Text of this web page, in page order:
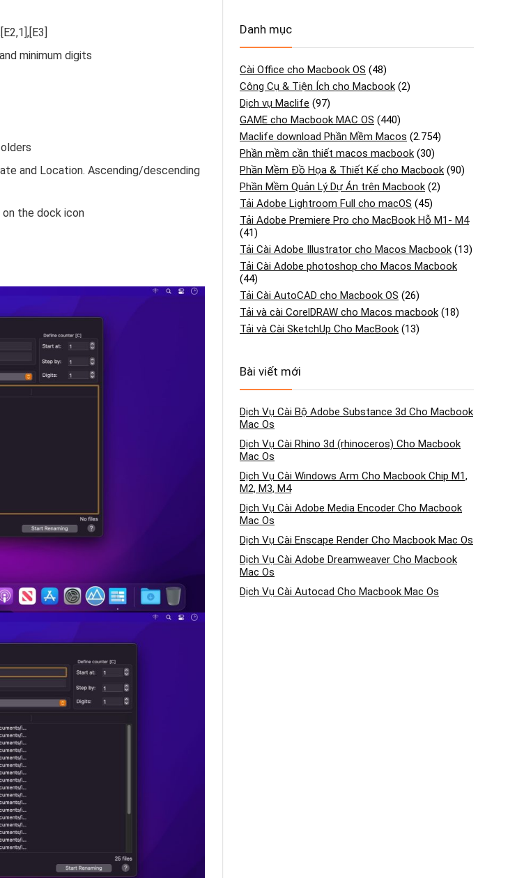
minimum digits
and Location. Ascending/descending
on the dock icon
Danh mục
Cài Office cho Macbook OS (48)
Công Cụ & Tiện Ích cho Macbook (2)
Dịch vụ Maclife (97)
GAME cho Macbook MAC OS (440)
Maclife download Phần Mềm Macos (2.754)
Phần mềm cần thiết macos macbook (30)
Phần Mềm Đồ Họa & Thiết Kế cho Macbook (90)
Phần Mềm Quản Lý Dự Án trên Macbook (2)
Tải Adobe Lightroom Full cho macOS (45)
Tải Adobe Premiere Pro cho MacBook Hỗ M1- M4
(41)
Tải Cài Adobe Illustrator cho Macos Macbook (13)
Tải Cài Adobe photoshop cho Macos Macbook
(44)
Tải Cài AutoCAD cho Macbook OS (26)
Tải và cài CorelDRAW cho Macos macbook (18)
Tải và Cài SketchUp Cho MacBook (13)
Bài viết mới
Dịch Vụ Cài Bộ Adobe Substance 3d Cho Macbook
Mac Os
Dịch Vụ Cài Rhino 3d (rhinoceros) Cho Macbook
Mac Os
Dịch Vụ Cài Windows Arm Cho Macbook Chip M1,
M2, M3, M4
Dịch Vụ Cài Adobe Media Encoder Cho Macbook
Mac Os
Dịch Vụ Cài Enscape Render Cho Macbook Mac Os
Dịch Vụ Cài Adobe Dreamweaver Cho Macbook
Mac Os
Dịch Vụ Cài Autocad Cho Macbook Mac Os